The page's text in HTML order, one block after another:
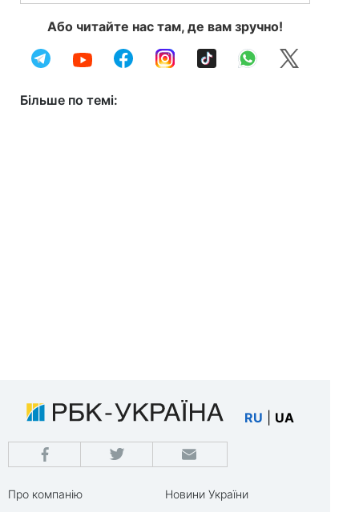
Або читайте нас там, де вам зручно!
Більше по темі:
RU UA
Про компанію
Новини України